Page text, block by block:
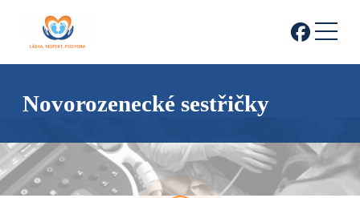
Novorozenecké sestřičky